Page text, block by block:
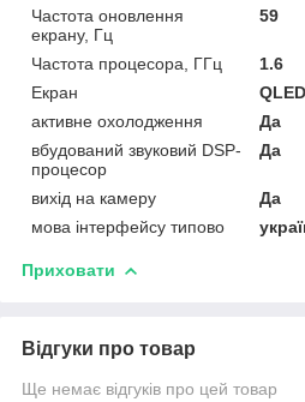
Частота оновлення
екрану, Гц
59
Частота процесора, ГГц
1.6
Екран
QLED
активне охолодження
Да
вбудований звуковий DSP-
процесор
Да
вихід на камеру
Да
мова інтерфейсу типово
Приховати
Відгуки про товар
Ще немає відгуків про цей товар